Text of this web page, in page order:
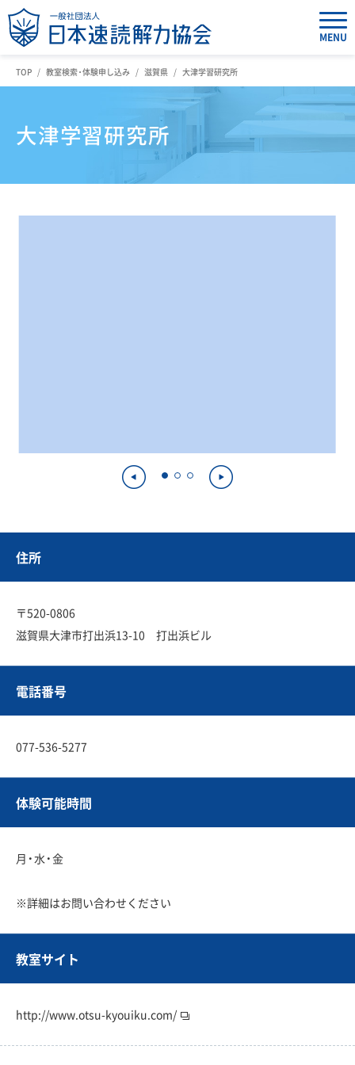
MENU
TOP 教室検索・体験申し込み 滋賀県 大津学習研究所
大津学習研究所
住所
〒520-0806
滋賀県大津市打出浜13-10 打出浜ビル
電話番号
077-536-5277
体験可能時間
月・水・金
※詳細はお問い合わせください
教室サイト
http://www.otsu-kyouiku.com/